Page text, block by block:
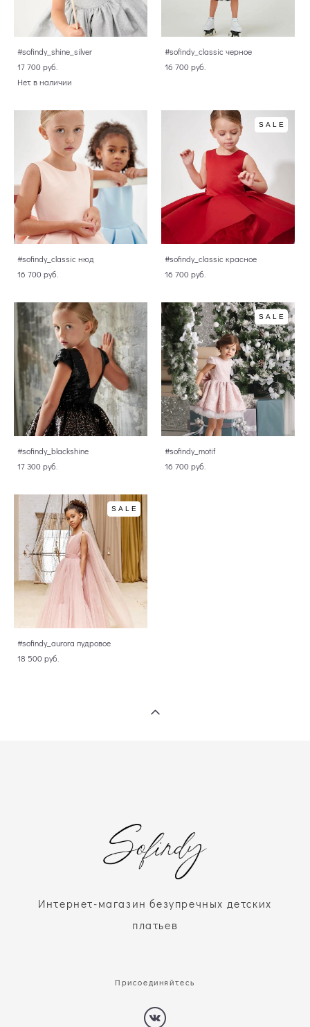
#sofindy_shine_silver
17 700 pуб.
Нет в наличии
#sofindy_classic черное
16 700 pуб.
#sofindy_classic нюд
16 700 pуб.
SALE
#sofindy_classic красное
16 700 pуб.
#sofindy_blackshine
17 300 pуб.
SALE
#sofindy_motif
16 700 pуб.
SALE
#sofindy_aurora пудровое
18 500 pуб.
Интернет-магазин безупречных детских
платьев
Присоединяйтесь